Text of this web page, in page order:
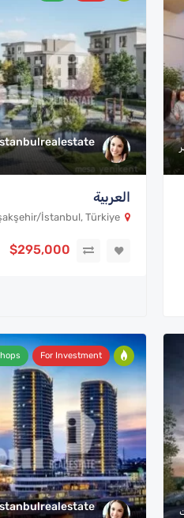
العربية
$295,000
For Investment